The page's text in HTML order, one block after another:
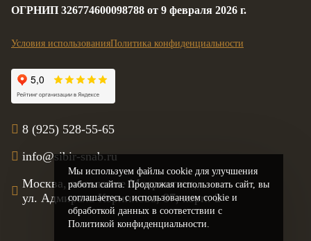
Мы используем файлы cookie для улучшения
работы сайта. Продолжая использовать сайт, вы
соглашаетесь с использованием cookie и
обработкой данных в соответствии с
Политикой конфиденциальности.
ОГРНИП 326774600098788 от 9 февраля 2026 г.
Условия использованияПолитика конфиденциальности
8 (925) 528-55-65
info@sibir-snab.ru
Москва, поселение Мосрентген,
ул. Адмирала Корнилова, 87, корп. 2